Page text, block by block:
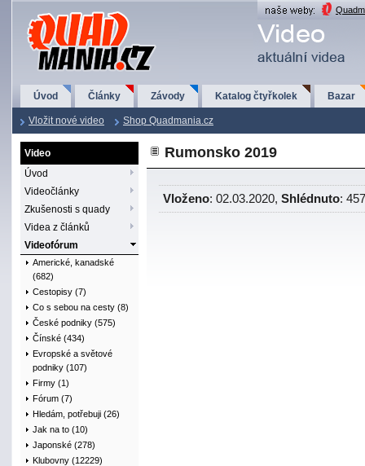
QuadMania.cz
Úvod Články Závody Katalog čtyřkolek Bazar
Vložit nové video Shop Quadmania.cz
Video
Úvod
Videočlánky
Zkušenosti s quady
Videa z článků
Videofórum
Americké, kanadské
(682)
Cestopisy (7)
Co s sebou na cesty (8)
České podniky (575)
Čínské (434)
Evropské a světové
podniky (107)
Firmy (1)
Fórum (7)
Hledám, potřebuji (26)
Jak na to (10)
Japonské (278)
Klubovny (12229)
Rumonsko 2019
Vloženo: 02.03.2020, Shlédnuto: